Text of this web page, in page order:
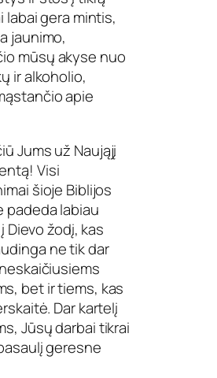
labai gera mintis,
jaunimo,
mūsų akyse nuo
ir alkoholio,
apie
Jums už Naująjį
Visi
šioje Biblijos
padeda labiau
Dievo žodį, kas
ne tik dar
bet ir tiems, kas
Dar kartelį
Jūsų darbai tikrai
geresne